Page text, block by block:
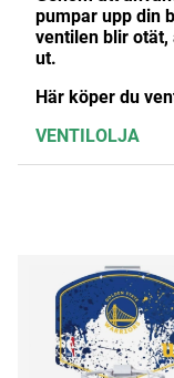
pumpar upp din
ventilen blir
ut.
Här köper du
VENTILOLJA